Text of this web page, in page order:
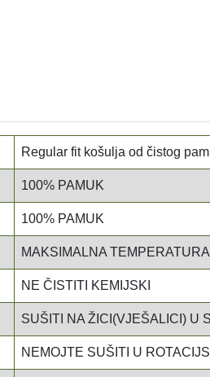
Regular fit košulja od čistog
100% PAMUK
100% PAMUK
MAKSIMALNA
NE ČISTITI KEMIJSKI
SUŠITI NA ŽICI(VJEŠALICI) U
NEMOJTE SUŠITI U